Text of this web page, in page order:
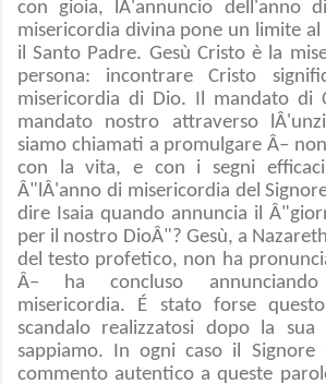
con gioia, lÂ'annuncio dell'anno
misericordia divina pone un limite
il Santo Padre. Gesù Cristo è la
persona: incontrare Cristo
misericordia di Dio. Il mandato di
mandato nostro attraverso
siamo chiamati a promulgare Â–
con la vita, e con i segni efficaci
Â"lÂ'anno di misericordia del
dire Isaia quando annuncia il
per il nostro DioÂ"? Gesù, a
del testo profetico, non ha
Â– ha concluso
misericordia. É stato forse
scandalo realizzatosi dopo la
sappiamo. In ogni caso il
commento autentico a queste